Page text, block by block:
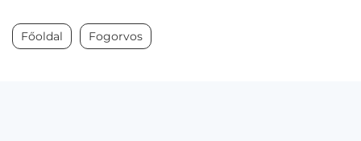
Főoldal Fogorvos